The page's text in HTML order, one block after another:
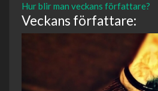
Hur blir man veckans författare?
Veckans författare: